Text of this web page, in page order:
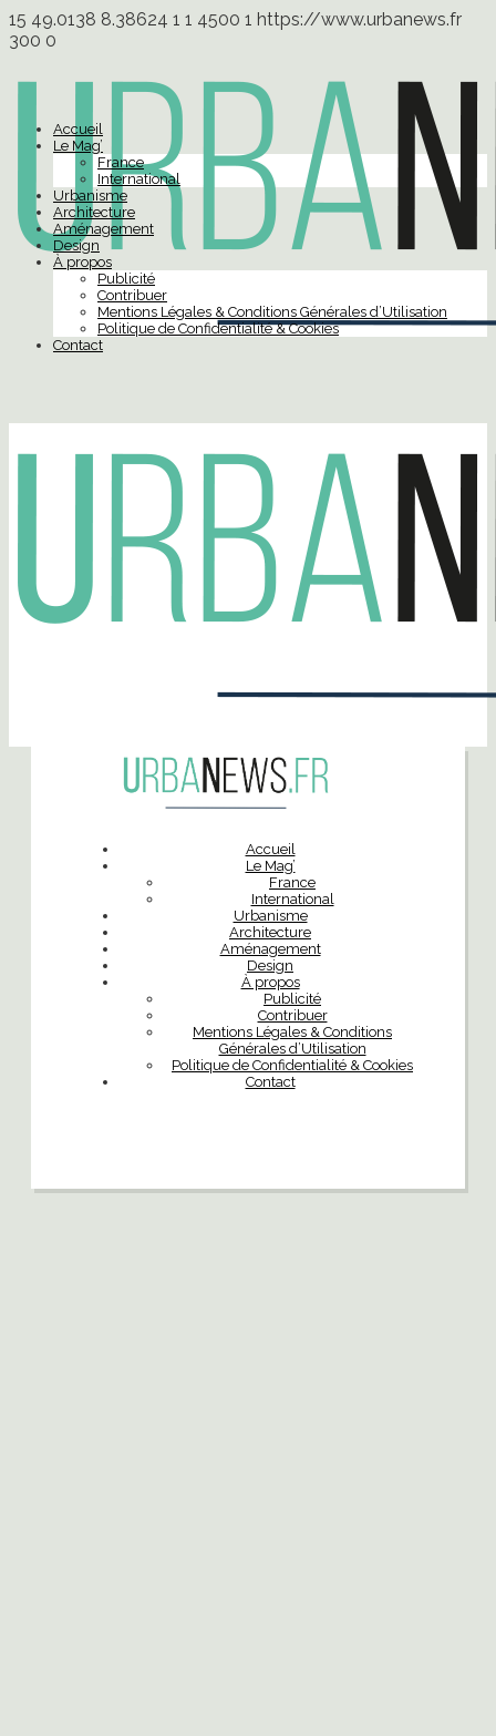
15 49.0138 8.38624 1 1 4500 1 https://www.urbanews.fr
300 0
Accueil
Le Mag’
France
International
Urbanisme
Architecture
Aménagement
Design
À propos
Publicité
Contribuer
Mentions Légales & Conditions Générales d’Utilisation
Politique de Confidentialité & Cookies
Contact
Accueil
Le Mag’
France
International
Urbanisme
Architecture
Aménagement
Design
À propos
Publicité
Contribuer
Mentions Légales & Conditions
Générales d’Utilisation
Politique de Confidentialité & Cookies
Contact